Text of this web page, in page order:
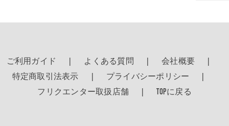
ご利用ガイド よくある質問
会社概要
特定商取引法表示
プライバシーポリシー
フリクエンター取扱店舗
TOPに戻る